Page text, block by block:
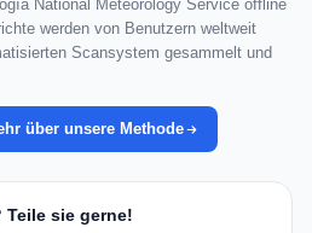
National Meteorology Service offline
werden von Benutzern weltweit
Scansystem gesammelt und
über unsere Methode
sie gerne!